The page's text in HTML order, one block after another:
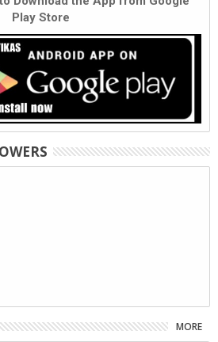
Play Store
MORE